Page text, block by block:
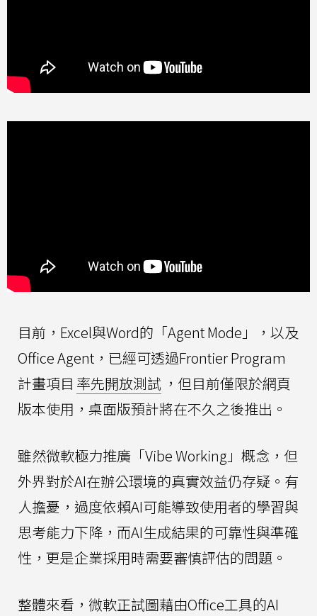
目前，Excel與Word的「Agent Mode」，以及
Office Agent，已經可透過Frontier Program
計畫項目 率先開放測試 ，但目前僅限於網頁
版本使用，桌面版預計將在不久之後推出。
雖然微軟極力推廣「Vibe Working」概念，但
外界對於AI在辦公環境的真實效益仍存疑。有
人擔憂，過度依賴AI可能導致使用者的學習與
思考能力下降，而AI生成結果的可靠性與準確
性，更是企業採用時需要審慎評估的問題。
整體來看，微軟正試圖藉由Office工具的AI